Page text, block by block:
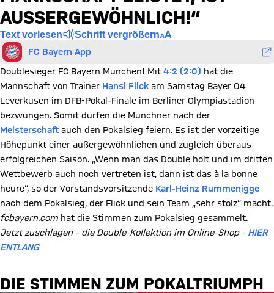
AUSSERGEWÖHNLICH!“
Text vorlesen Schrift vergrößern
FC Bayern App
Doublesieger FC Bayern München! Mit 4:2 (2:0) hat die
Mannschaft von Trainer Hansi Flick am Samstag Bayer 04
Leverkusen im DFB-Pokal-Finale im Berliner Olympiastadion
bezwungen. Somit dürfen die Münchner nach der
Meisterschaft auch den Pokalsieg feiern. Es ist der vorzeitige
Höhepunkt einer außergewöhnlichen und zugleich überaus
erfolgreichen Saison. „Wenn man das Double holt und im dritten
Wettbewerb auch noch vertreten ist, dann ist das à la bonne
heure“, so der Vorstandsvorsitzende Karl-Heinz Rummenigge
nach dem Pokalsieg, der Flick und sein Team „sehr stolz“ macht.
fcbayern.com hat die Stimmen zum Pokalsieg gesammelt.
Jetzt zuschlagen - die Double-Kollektion im Online-Shop - HIER
ENTLANG
DIE STIMMEN ZUM POKALTRIUMPH